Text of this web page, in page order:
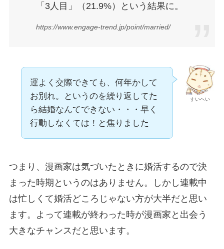
「3人目」（21.9%）という結果に。
https://www.engage-trend.jp/point/married/
すいへい
運よく交際できても、何年かして
お別れ。というのを繰り返してた
ら結婚なんてできない・・・早く
行動しなくては！と焦りました
つまり、漫画家は気づいたときに婚活するので決
まった時期というのはありません。しかし連載中
は忙しくて婚活どころじゃない方が大半だと思い
ます。よって連載が終わった時が漫画家と出会う
大きなチャンスだと思います。